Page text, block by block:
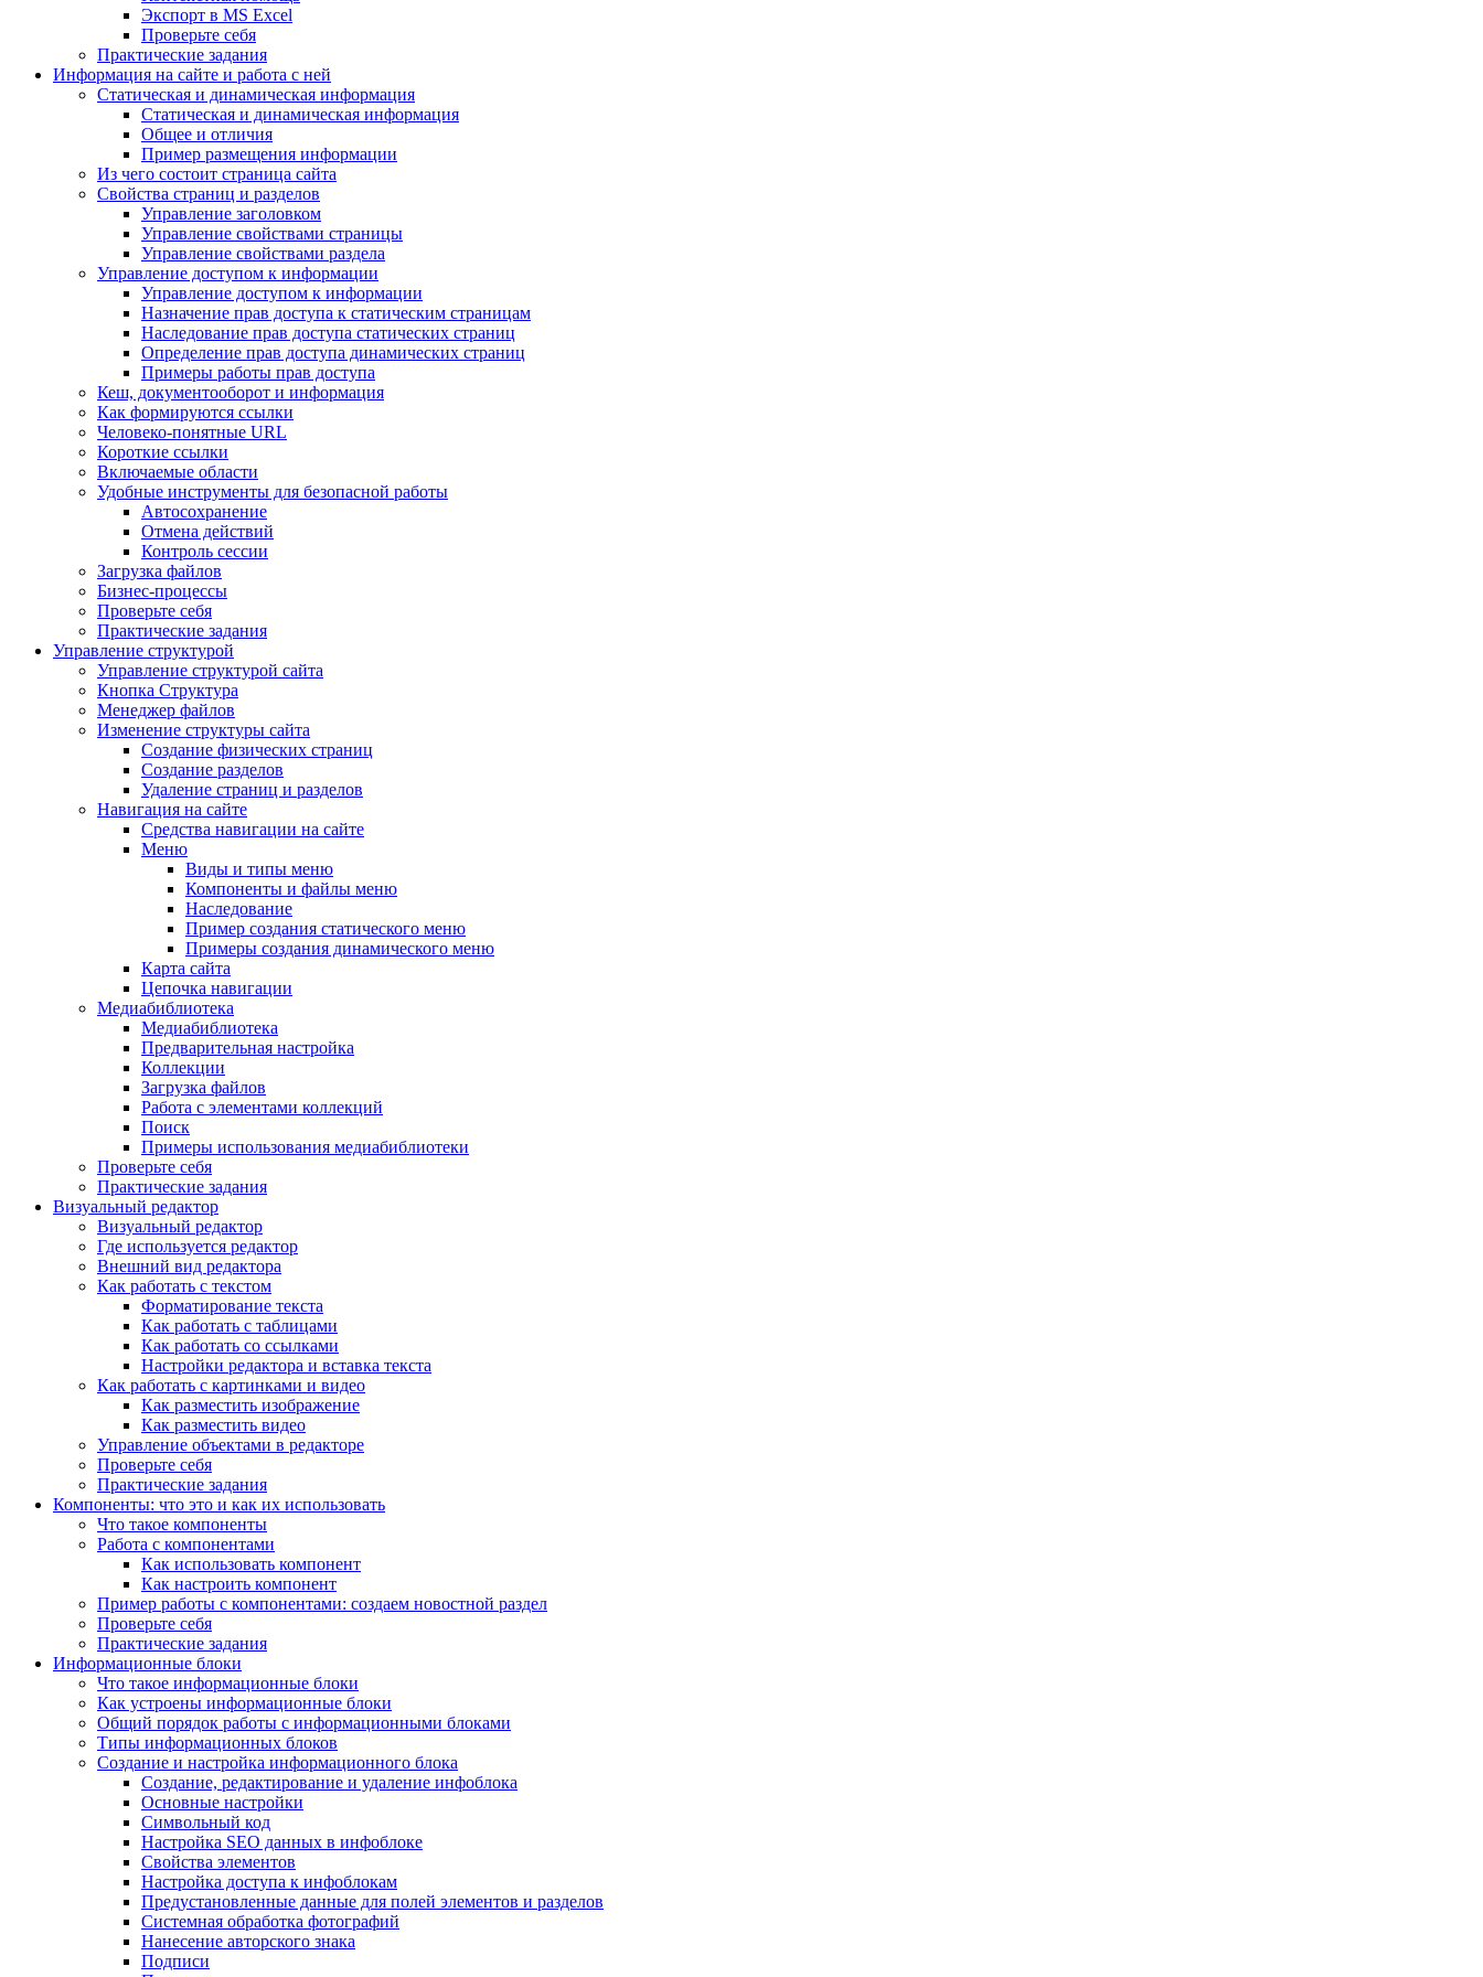
Экспорт в MS Excel
Проверьте себя
Практические задания
Информация на сайте и работа с ней
Статическая и динамическая информация
Статическая и динамическая информация
Общее и отличия
Пример размещения информации
Из чего состоит страница сайта
Свойства страниц и разделов
Управление заголовком
Управление свойствами страницы
Управление свойствами раздела
Управление доступом к информации
Управление доступом к информации
Назначение прав доступа к статическим страницам
Наследование прав доступа статических страниц
Определение прав доступа динамических страниц
Примеры работы прав доступа
Кеш, документооборот и информация
Как формируются ссылки
Человеко-понятные URL
Короткие ссылки
Включаемые области
Удобные инструменты для безопасной работы
Автосохранение
Отмена действий
Контроль сессии
Загрузка файлов
Бизнес-процессы
Проверьте себя
Практические задания
Управление структурой
Управление структурой сайта
Кнопка Структура
Менеджер файлов
Изменение структуры сайта
Создание физических страниц
Создание разделов
Удаление страниц и разделов
Навигация на сайте
Средства навигации на сайте
Меню
Виды и типы меню
Компоненты и файлы меню
Наследование
Пример создания статического меню
Примеры создания динамического меню
Карта сайта
Цепочка навигации
Медиабиблиотека
Медиабиблиотека
Предварительная настройка
Коллекции
Загрузка файлов
Работа с элементами коллекций
Поиск
Примеры использования медиабиблиотеки
Проверьте себя
Практические задания
Визуальный редактор
Визуальный редактор
Где используется редактор
Внешний вид редактора
Как работать с текстом
Форматирование текста
Как работать с таблицами
Как работать со ссылками
Настройки редактора и вставка текста
Как работать с картинками и видео
Как разместить изображение
Как разместить видео
Управление объектами в редакторе
Проверьте себя
Практические задания
Компоненты: что это и как их использовать
Что такое компоненты
Работа с компонентами
Как использовать компонент
Как настроить компонент
Пример работы с компонентами: создаем новостной раздел
Проверьте себя
Практические задания
Информационные блоки
Что такое информационные блоки
Как устроены информационные блоки
Общий порядок работы с информационными блоками
Типы информационных блоков
Создание и настройка информационного блока
Создание, редактирование и удаление инфоблока
Основные настройки
Символьный код
Настройка SEO данных в инфоблоке
Свойства элементов
Настройка доступа к инфоблокам
Предустановленные данные для полей элементов и разделов
Системная обработка фотографий
Нанесение авторского знака
Подписи